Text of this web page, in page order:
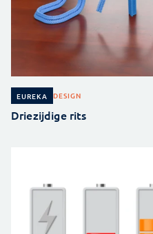
EUREKA DESIGN
Driezijdige rits